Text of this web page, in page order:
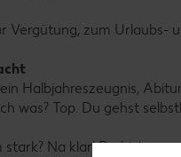
Vergütung, zum Urlaubs-
Halbjahreszeugnis,
was? Top. Du gehst
stark? Na klar! Du bist